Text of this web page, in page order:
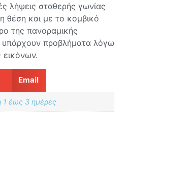
λήψεις σταθερής γωνίας
θέση και με το κομβικό
της πανοραμικής
υπάρχουν προβλήματα λόγω
Email
έως 3 ημέρες